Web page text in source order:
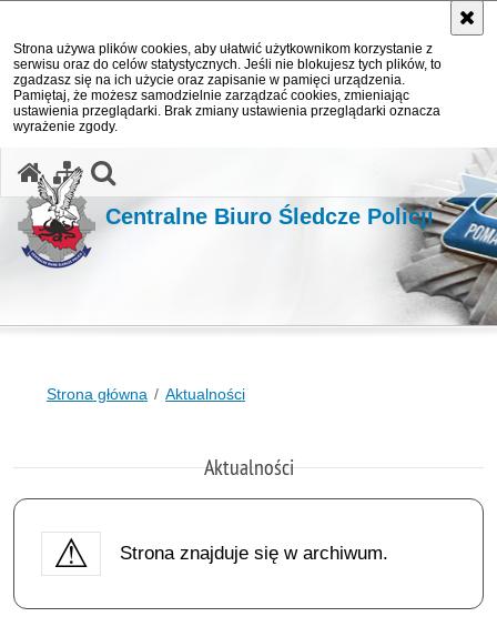
Strona używa plików cookies, aby ułatwić użytkownikom korzystanie z
serwisu oraz do celów statystycznych. Jeśli nie blokujesz tych plików, to
zgadzasz się na ich użycie oraz zapisanie w pamięci urządzenia.
Pamiętaj, że możesz samodzielnie zarządzać cookies, zmieniając
ustawienia przeglądarki. Brak zmiany ustawienia przeglądarki oznacza
wyrażenie zgody.
Centralne Biuro Śledcze Policji
Strona główna Aktualności
Aktualności
Strona znajduje się w archiwum.